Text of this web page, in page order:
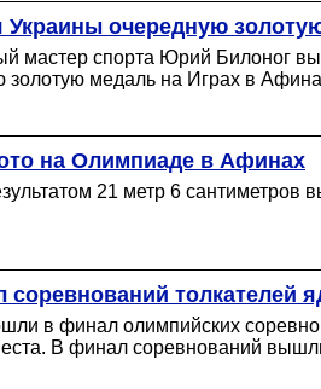
очередную
мастер спорта Юрий Билоног
золотую медаль на Играх в
на Олимпиаде в Афинах
21 метр 6
толкателей
в финал олимпийских
В финал соревнований